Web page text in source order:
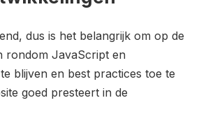
dus is het belangrijk om op de
rondom JavaScript en
blijven en best practices toe te
goed presteert in de